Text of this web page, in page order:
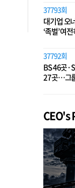
37793회
대기업 오
‘족벌’ 여
37792회
BS 46곳
27곳…그
CEO's